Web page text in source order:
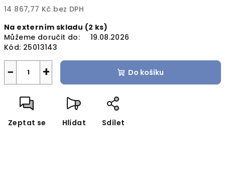
14 867,77 Kč bez DPH
cena:
Na externím skladu (2 ks)
Můžeme doručit do:
19.08.2026
Kód: 25013143
+
− Do košíku
Zeptat se Hlídat Sdílet